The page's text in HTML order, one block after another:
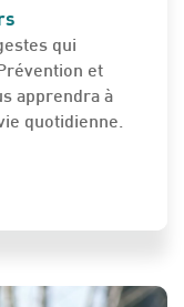
qui
et
apprendra à
quotidienne.